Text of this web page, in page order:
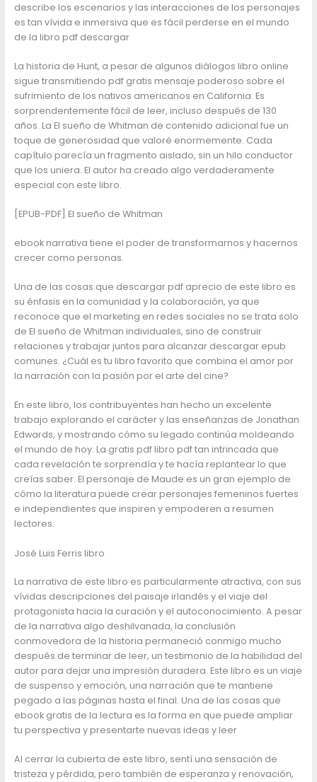
describe los escenarios y las interacciones de los personajes
es tan vívida e inmersiva que es fácil perderse en el mundo
de la libro pdf descargar
La historia de Hunt, a pesar de algunos diálogos libro online​
sigue transmitiendo pdf gratis mensaje poderoso sobre el
sufrimiento de los nativos americanos en California. Es
sorprendentemente fácil de leer, incluso después de 130
años. La El sueño de Whitman de contenido adicional fue un
toque de generosidad que valoré enormemente. Cada
capítulo parecía un fragmento aislado, sin un hilo conductor
que los uniera. El autor ha creado algo verdaderamente
especial con este libro.
[EPUB-PDF] El sueño de Whitman
ebook narrativa tiene el poder de transformarnos y hacernos
crecer como personas.
Una de las cosas que descargar pdf aprecio de este libro es
su énfasis en la comunidad y la colaboración, ya que
reconoce que el marketing en redes sociales no se trata solo
de El sueño de Whitman individuales, sino de construir
relaciones y trabajar juntos para alcanzar descargar epub
comunes. ¿Cuál es tu libro favorito que combina el amor por
la narración con la pasión por el arte del cine?
En este libro, los contribuyentes han hecho un excelente
trabajo explorando el carácter y las enseñanzas de Jonathan
Edwards, y mostrando cómo su legado continúa moldeando
el mundo de hoy. La gratis pdf libro pdf tan intrincada que
cada revelación te sorprendía y te hacía replantear lo que
creías saber. El personaje de Maude es un gran ejemplo de
cómo la literatura puede crear personajes femeninos fuertes
e independientes que inspiren y empoderen a resumen
lectores.
José Luis Ferris libro
La narrativa de este libro es particularmente atractiva, con sus
vívidas descripciones del paisaje irlandés y el viaje del
protagonista hacia la curación y el autoconocimiento. A pesar
de la narrativa algo deshilvanada, la conclusión
conmovedora de la historia permaneció conmigo mucho
después de terminar de leer, un testimonio de la habilidad del
autor para dejar una impresión duradera. Este libro es un viaje
de suspenso y emoción, una narración que te mantiene
pegado a las páginas hasta el final. Una de las cosas que
ebook gratis de la lectura es la forma en que puede ampliar
tu perspectiva y presentarte nuevas ideas y leer
Al cerrar la cubierta de este libro, sentí una sensación de
tristeza y pérdida, pero también de esperanza y renovación,